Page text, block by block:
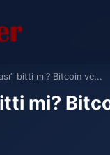
bitti mi? Bitcoin ve...
mi?